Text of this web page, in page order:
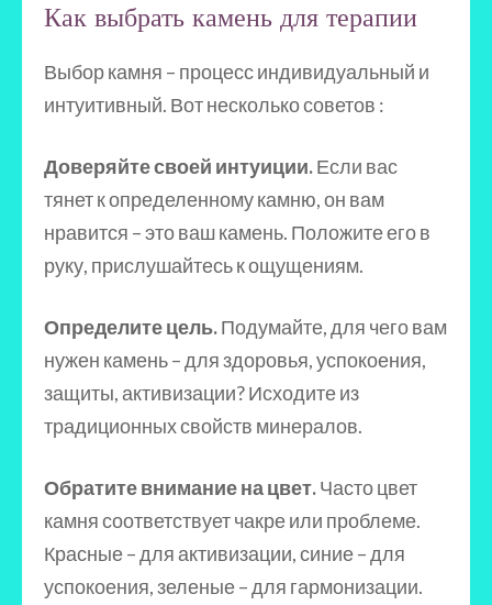
Как выбрать камень для терапии
Выбор камня – процесс индивидуальный и
интуитивный. Вот несколько советов :
Доверяйте своей интуиции.Если вас
тянет к определенному камню, он вам
нравится – это ваш камень. Положите его в
руку, прислушайтесь к ощущениям.
Определите цель.Подумайте, для чего вам
нужен камень – для здоровья, успокоения,
защиты, активизации? Исходите из
традиционных свойств минералов.
Обратите внимание на цвет.Часто цвет
камня соответствует чакре или проблеме.
Красные – для активизации, синие – для
успокоения, зеленые – для гармонизации.